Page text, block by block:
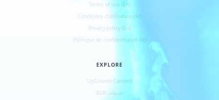
Terms of use (En)
Conditions d utilisation (Fr)
Privacy policy (En)
Politique de confidentialité (Fr)
EXPLORE
UpGrowth Connect
خدمات B2B